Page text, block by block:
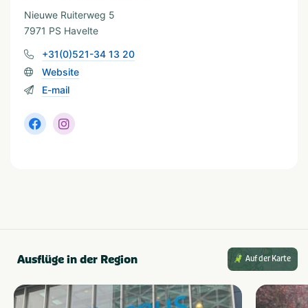
Geeignet für
Geschikt voor alle
leeftijden
Ferienunterkünfte
Staanplaats
Stacaravan
Groepsaccommodatie
Nieuwe Ruiterweg 5
7971 PS Havelte
+31(0)521-34 13 20
Website
E-mail
Ausflüge in der Region Auf der Karte